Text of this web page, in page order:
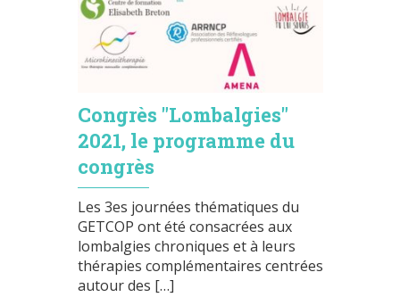
Congrès "Lombalgies"
2021, le programme du
congrès
Les 3es journées thématiques du
GETCOP ont été consacrées aux
lombalgies chroniques et à leurs
thérapies complémentaires centrées
autour des […]